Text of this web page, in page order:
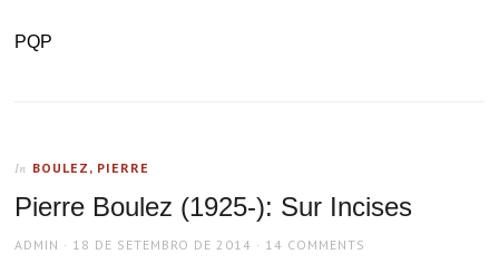
PQP
In BOULEZ, PIERRE
Pierre Boulez (1925-): Sur Incises
AUTHOR
ADMIN
POSTED
18 DE SETEMBRO DE 2014 14 COMMENTS